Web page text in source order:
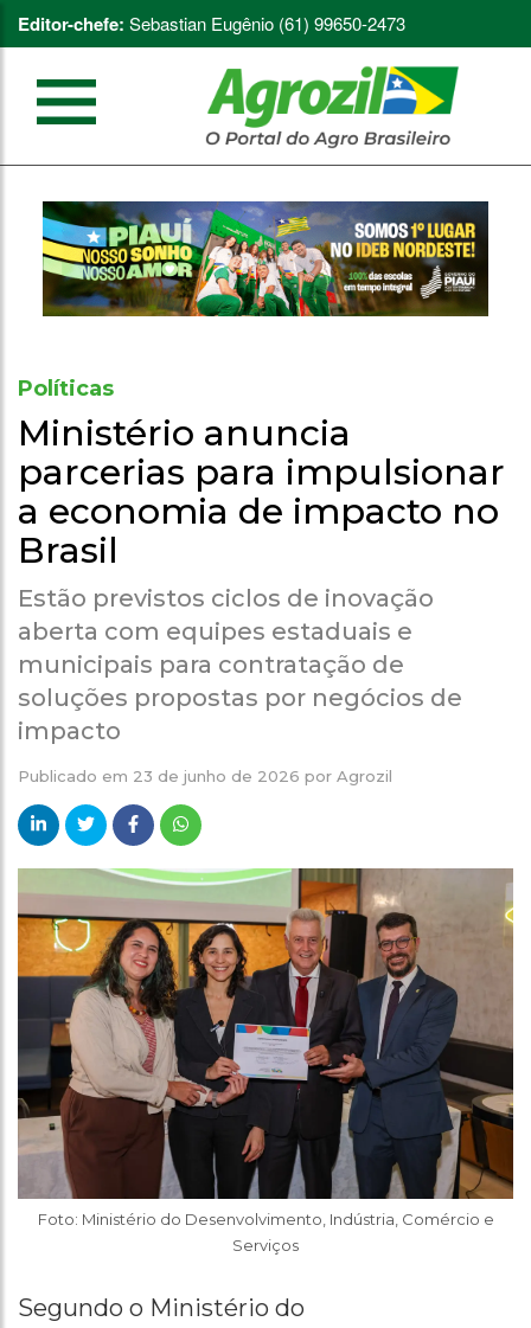
Editor-chefe: Sebastian Eugênio (61) 99650-2473
Políticas
Ministério anuncia
parcerias para impulsionar
a economia de impacto no
Brasil
Estão previstos ciclos de inovação
aberta com equipes estaduais e
municipais para contratação de
soluções propostas por negócios de
impacto
Publicado em 23 de junho de 2026 por Agrozil
Foto: Ministério do Desenvolvimento, Indústria, Comércio e
Serviços
Segundo o Ministério do